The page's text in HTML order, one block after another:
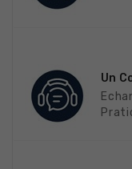
Un